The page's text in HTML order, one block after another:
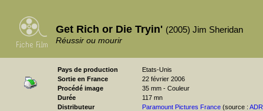
Get Rich or Die Tryin' (2005) Jim Sheridan
Réussir ou mourir
Pays de production
Etats-Unis
Sortie en France
22 février 2006
Procédé image
35 mm - Couleur
Durée
117 mn
Distributeur
Paramount Pictures France (source :